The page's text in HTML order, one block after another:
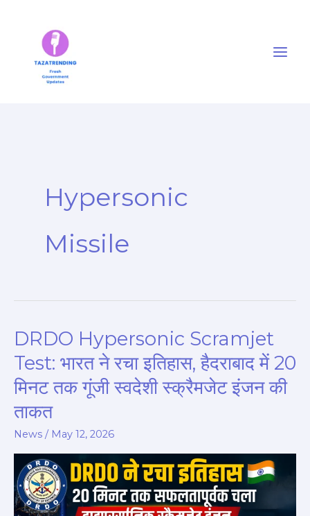
Hypersonic
Missile
DRDO Hypersonic Scramjet
Test: भारत ने रचा इतिहास, हैदराबाद में 20
मिनट तक गूंजी स्वदेशी स्क्रैमजेट इंजन की
ताकत
News / May 12, 2026
DRDO
Hypersonic
Scramjet
Test:
भारत
ने
इतिहास,
हैदराबाद
में